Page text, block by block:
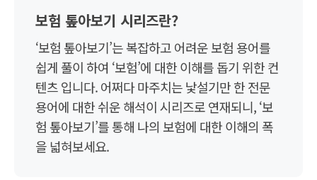
보험 톺아보기 시리즈란?
‘보험 톺아보기’는 복잡하고 어려운 보험 용어를
쉽게 풀이 하여 ‘보험’에 대한 이해를 돕기 위한 컨
텐츠 입니다. 어쩌다 마주치는 낯설기만 한 전문
용어에 대한 쉬운 해석이 시리즈로 연재되니, ‘보
험 톺아보기’를 통해 나의 보험에 대한 이해의 폭
을 넓혀보세요.